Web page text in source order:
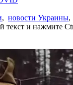
, новости Украины,
и нажмите